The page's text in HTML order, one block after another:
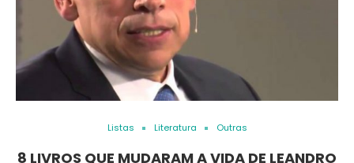
Listas Literatura Outras
8 LIVROS QUE MUDARAM A VIDA DE LEANDRO